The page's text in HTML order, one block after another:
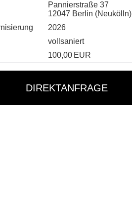
Pannierstraße 37
12047 Berlin (Neukölln)
2026
vollsaniert
100,00 EUR
DIREKTANFRAGE